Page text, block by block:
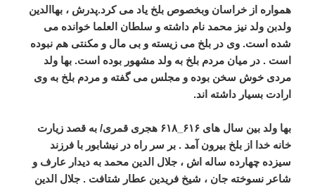
همواره از خراسان وبخصوص بلخ ياد می کرد.پدرش ، بهاالدین
ولدبن ولد نیز محمد نام داشته و سلطان العلما خوانده می
شده است. وی در بلخ می زیسته و بی مال و مکنتی هم نبوده
است . در میان مردم بلخ به ولد مشهور بوده است. بها ولد
مردی خوش سخن بوده و مجلس می گفته و مردم بلخ به وی
ارادت بسیار داشته اند.
بها ولد بین سال های ۶۱۶_۶۱۸ هجری قمری/ به قصد زیارت
خانه خدا از بلخ بیرون آمد . بر سر راه در نیشابور با فرزند
سیزده چهارده ساله اش ، جلال الدین محمد به دیدار عارف و
شاعر نسوخته جان ، شیخ فریدین عطار شتافت . جلال الدین